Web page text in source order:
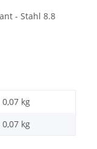
- Stahl 8.8
0,07 kg
0,07 kg